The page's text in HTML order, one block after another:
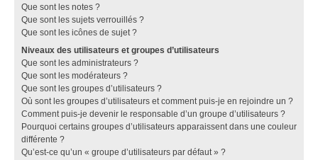
Que sont les notes ?
Que sont les sujets verrouillés ?
Que sont les icônes de sujet ?
Niveaux des utilisateurs et groupes d’utilisateurs
Que sont les administrateurs ?
Que sont les modérateurs ?
Que sont les groupes d’utilisateurs ?
Où sont les groupes d’utilisateurs et comment puis-je en rejoindre un ?
Comment puis-je devenir le responsable d’un groupe d’utilisateurs ?
Pourquoi certains groupes d’utilisateurs apparaissent dans une couleur
différente ?
Qu’est-ce qu’un « groupe d’utilisateurs par défaut » ?